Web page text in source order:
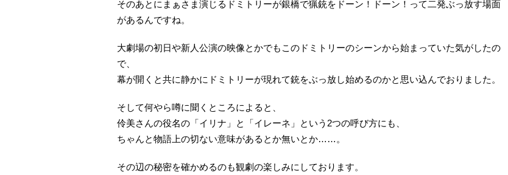
そのあとにまぁさま演じるドミトリーが銀橋で猟銃をドーン！ドーン！って二発ぶっ放す場面
があるんですね。
大劇場の初日や新人公演の映像とかでもこのドミトリーのシーンから始まっていた気がしたの
で、
幕が開くと共に静かにドミトリーが現れて銃をぶっ放し始めるのかと思い込んでおりました。
そして何やら噂に聞くところによると、
伶美さんの役名の「イリナ」と「イレーネ」という2つの呼び方にも、
ちゃんと物語上の切ない意味があるとか無いとか……。
その辺の秘密を確かめるのも観劇の楽しみにしております。